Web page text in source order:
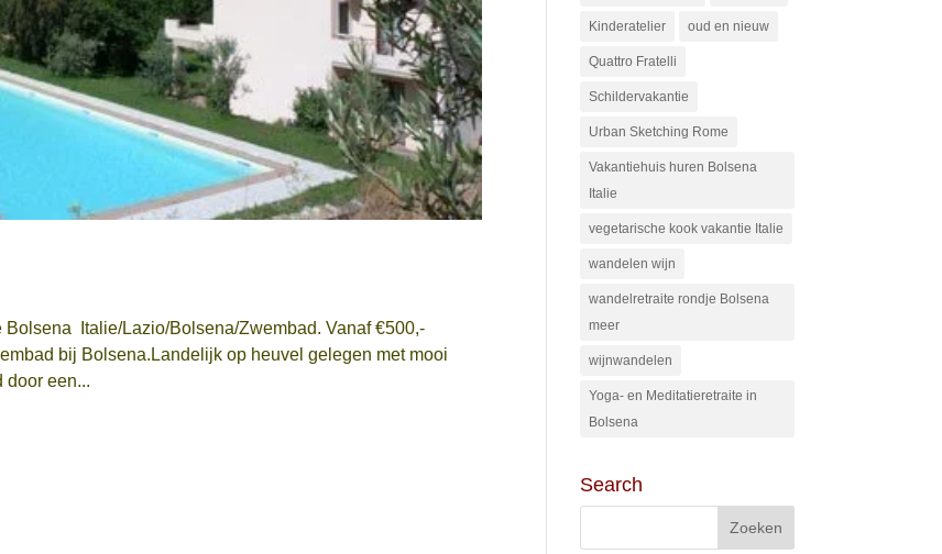
Italie/Lazio/Bolsena/Zwembad. Vanaf €500,-
bij Bolsena.Landelijk op heuvel gelegen met mooi
door een...
Kinderatelier oud en nieuw
Quattro Fratelli
Schildervakantie
Urban Sketching Rome
Vakantiehuis huren Bolsena
Italie
vegetarische kook vakantie Italie
wandelen wijn
wandelretraite rondje Bolsena
meer
wijnwandelen
Yoga- en Meditatieretraite in
Bolsena
Search